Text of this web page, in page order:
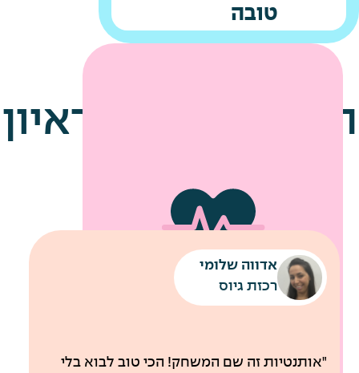
טובה
שירותי מוניות לחניונים
רכבת קלה עד למשרדי החברה
לבריאות
הטיפים שלנו לראיון
אדווה שלומי
רכזת גיוס
"אותנטיות זה שם המשחק! הכי טוב לבוא בלי